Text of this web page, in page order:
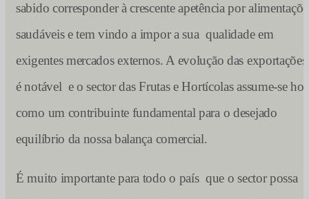
sabido corresponder à crescente apetência por
saudáveis e tem vindo a impor a sua qualidade em
exigentes mercados externos. A evolução das exportações
é notável e o sector das Frutas e Hortícolas assume-se
como um contribuinte fundamental para o desejado
equilíbrio da nossa balança comercial.
É muito importante para todo o país que o sector possa